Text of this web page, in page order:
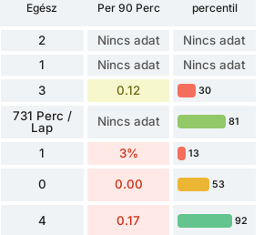
Egész Per 90 Perc percentil
2 Nincs adat Nincs adat
1 Nincs adat Nincs adat
3 0.12 30
731 Perc /
Lap
Nincs adat 81
1 3% 13
0 0.00 53
4 0.17 92